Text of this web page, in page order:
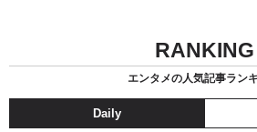
RANKING
エンタメの人気記事ラン
Daily